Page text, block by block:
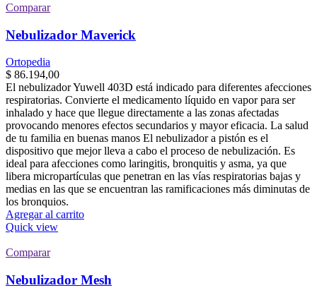
Comparar
Nebulizador Maverick
Ortopedia
$ 86.194,00
El nebulizador Yuwell 403D está indicado para diferentes afecciones
respiratorias. Convierte el medicamento líquido en vapor para ser
inhalado y hace que llegue directamente a las zonas afectadas
provocando menores efectos secundarios y mayor eficacia. La salud
de tu familia en buenas manos El nebulizador a pistón es el
dispositivo que mejor lleva a cabo el proceso de nebulización. Es
ideal para afecciones como laringitis, bronquitis y asma, ya que
libera micropartículas que penetran en las vías respiratorias bajas y
medias en las que se encuentran las ramificaciones más diminutas de
los bronquios.
Agregar al carrito
Quick view
Comparar
Nebulizador Mesh